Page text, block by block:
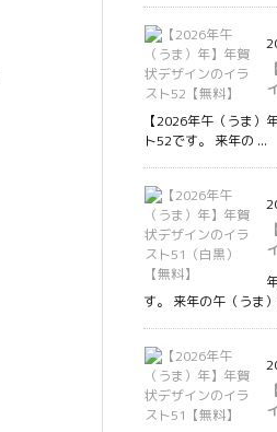
【2026年午（うま）
ト52です。 来年の ...
す。 来年の午（うま